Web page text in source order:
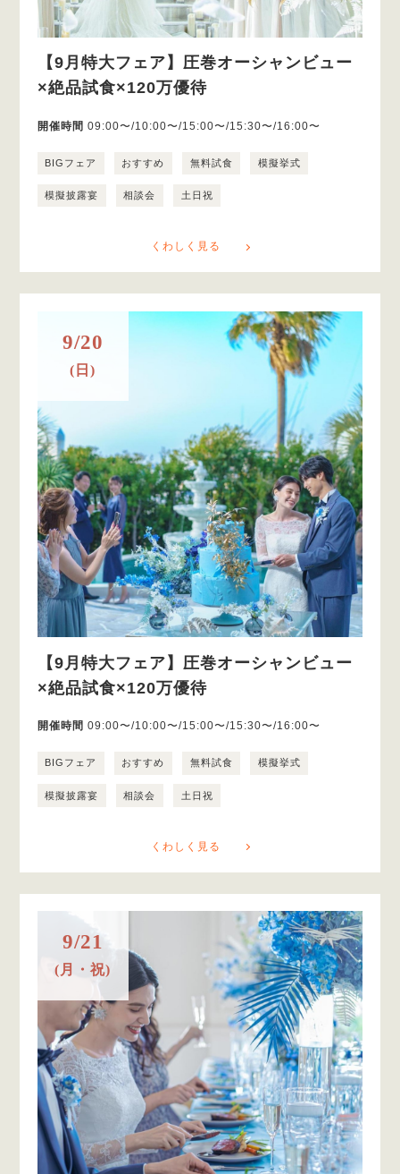
【9月特大フェア】圧巻オーシャンビュー
×絶品試食×120万優待
開催時間 09:00〜/10:00〜/15:00〜/15:30〜/16:00〜
BIGフェア おすすめ 無料試食 模擬挙式
模擬披露宴 相談会 土日祝
くわしく見る
9/20
(日)
【9月特大フェア】圧巻オーシャンビュー
×絶品試食×120万優待
開催時間 09:00〜/10:00〜/15:00〜/15:30〜/16:00〜
BIGフェア おすすめ 無料試食 模擬挙式
模擬披露宴 相談会 土日祝
くわしく見る
9/21
(月・祝)